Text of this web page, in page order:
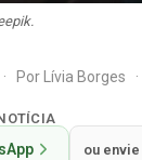
· Por Lívia Borges ·
ou